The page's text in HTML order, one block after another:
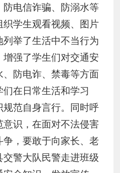
电信诈骗、防溺水等
学生观看视频、图片
举了生活中不当行为
强了学生们对交通安
防电诈、禁毒等方面
在日常生活和学习
范自身言行。同时呼
识，在面对不法侵害
，要敢于向家长、老
警大队民警走进班级